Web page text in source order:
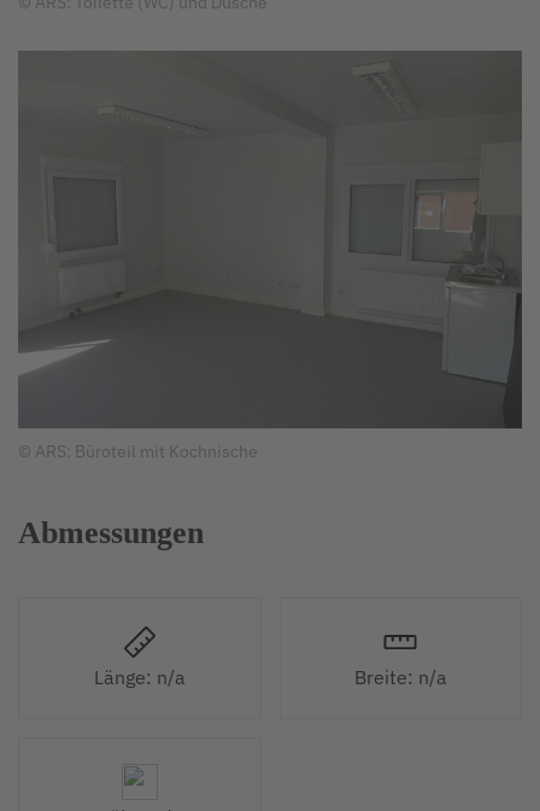
© ARS: Büroteil mit Kochnische
Abmessungen
Länge: n/a Breite: n/a